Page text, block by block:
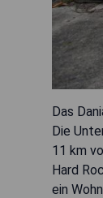
Das
Die
11 km
Hard
ein